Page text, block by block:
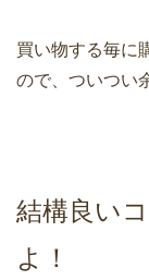
買い物する毎に
ので、ついつい
結構良い
よ！